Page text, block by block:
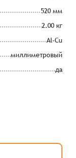
520 мм
2.00 кг
Al-Cu
миллиметровый
да